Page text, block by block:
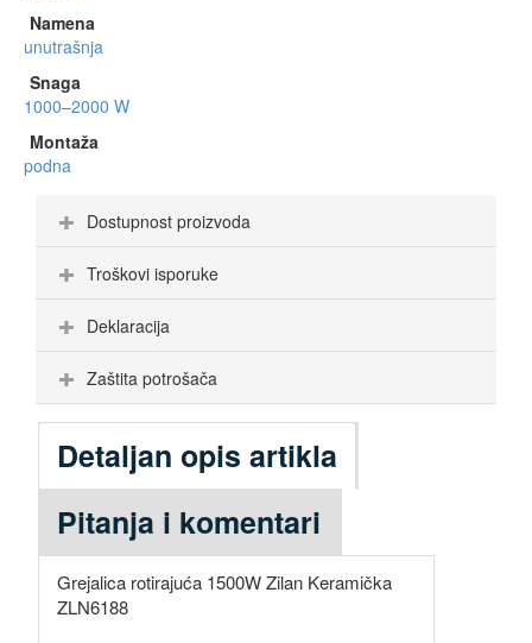
Namena
unutrašnja
Snaga
1000–2000 W
Montaža
podna
Dostupnost proizvoda
Troškovi isporuke
Deklaracija
Zaštita potrošača
Detaljan opis artikla
Pitanja i komentari
Grejalica rotirajuća 1500W Zilan Keramička
ZLN6188